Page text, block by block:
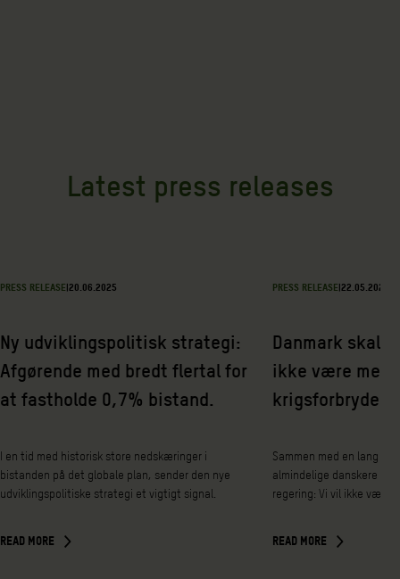
Latest press releases
PRESS RELEASE|20.06.2025
Ny udviklingspolitisk strategi:
Afgørende med bredt flertal for
at fastholde 0,7% bistand.
I en tid med historisk store nedskæringer i
bistanden på det globale plan, sender den nye
udviklingspolitiske strategi et vigtigt signal.
READ MORE
PRESS RELEASE|22.05.2025
Danmark skal
ikke være
Sammen med en lang
almindelige danskere
regering: Vi vil ikke være
READ MORE